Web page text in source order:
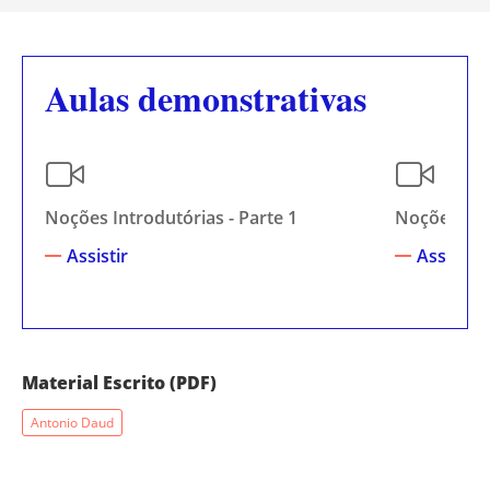
Aulas demonstrativas
Noções Introdutórias - Parte 1
Assistir
Noções
Assistir
Material Escrito (PDF)
Antonio Daud